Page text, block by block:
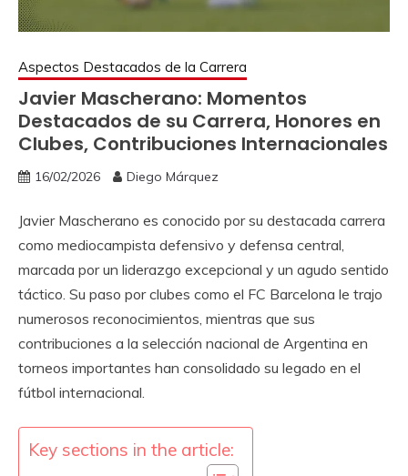
Aspectos Destacados de la Carrera
Javier Mascherano: Momentos
Destacados de su Carrera, Honores en
Clubes, Contribuciones Internacionales
16/02/2026 Diego Márquez
Javier Mascherano es conocido por su destacada carrera
como mediocampista defensivo y defensa central,
marcada por un liderazgo excepcional y un agudo sentido
táctico. Su paso por clubes como el FC Barcelona le trajo
numerosos reconocimientos, mientras que sus
contribuciones a la selección nacional de Argentina en
torneos importantes han consolidado su legado en el
fútbol internacional.
Key sections in the article: